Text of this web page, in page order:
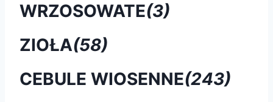
WRZOSOWATE(3)
ZIOŁA(58)
CEBULE WIOSENNE(243)